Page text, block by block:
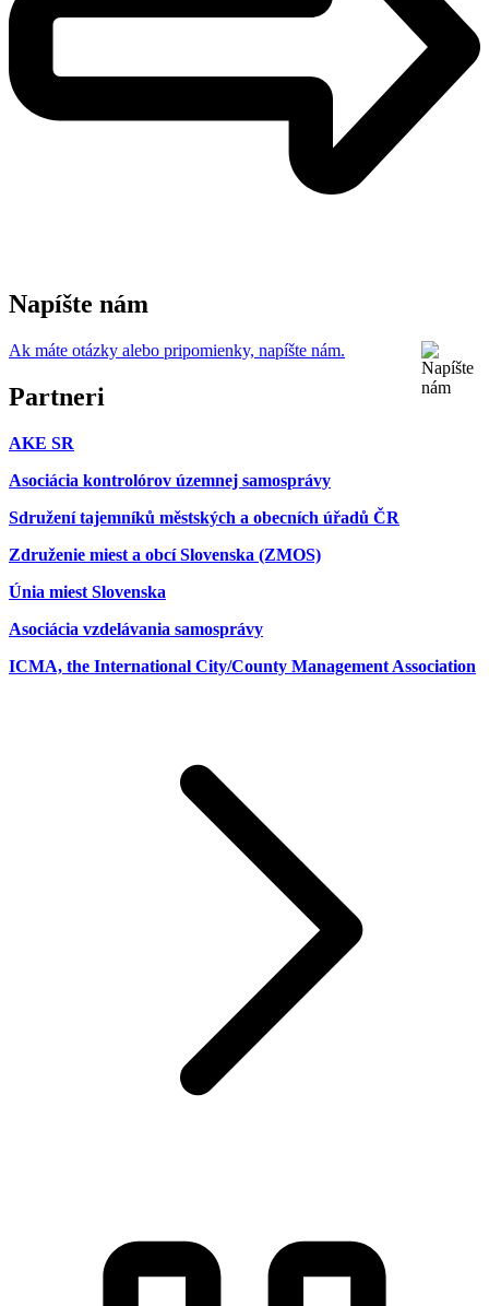
Napíšte nám
Ak máte otázky alebo pripomienky, napíšte nám.
Partneri
AKE SR
Asociácia kontrolórov územnej samosprávy
Sdružení tajemníků městských a obecních úřadů ČR
Združenie miest a obcí Slovenska (ZMOS)
Únia miest Slovenska
Asociácia vzdelávania samosprávy
ICMA, the International City/County Management Association